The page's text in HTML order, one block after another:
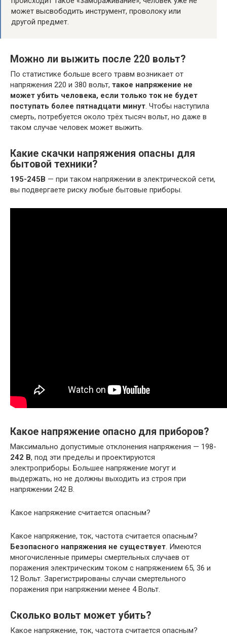
может высвободить инструмент, проволоку или
другой предмет.
Можно ли выжить после 220 вольт?
По статистике больше всего травм возникает от
напряжения 220 и 380 вольт, такое напряжение не
может убить человека, если только ток не будет
поступать более пятнадцати минут. Чтобы наступила
смерть, потребуется около трёх тысяч вольт, но даже в
таком случае человек может выжить.
Какие скачки напряжения опасны для
бытовой техники?
195-245В — при таком напряжении в электрической сети,
вы подвергаете риску любые бытовые приборы.
Какое напряжение опасно для приборов?
Максимально допустимые отклонения напряжения — 198-
242 В, под эти пределы и проектируются
электроприборы. Большее напряжение могут и
выдержать, но не должны выходить из строя при
напряжении 242 В.
Какое напряжение считается опасным?
Какое напряжение, ток, частота считается опасным?
Безопасного напряжения не существует. Имеются
многочисленные примеры смертельных случаев от
поражения электрическим током с напряжением 65, 36 и
12 Вольт. Зарегистрированы случаи смертельного
поражения при напряжении менее 4 Вольт.
Сколько вольт может убить?
Какое напряжение, ток, частота считается опасным?